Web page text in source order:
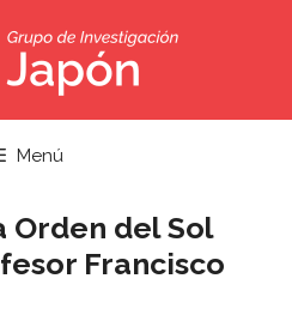
Menú
Orden del Sol
Francisco